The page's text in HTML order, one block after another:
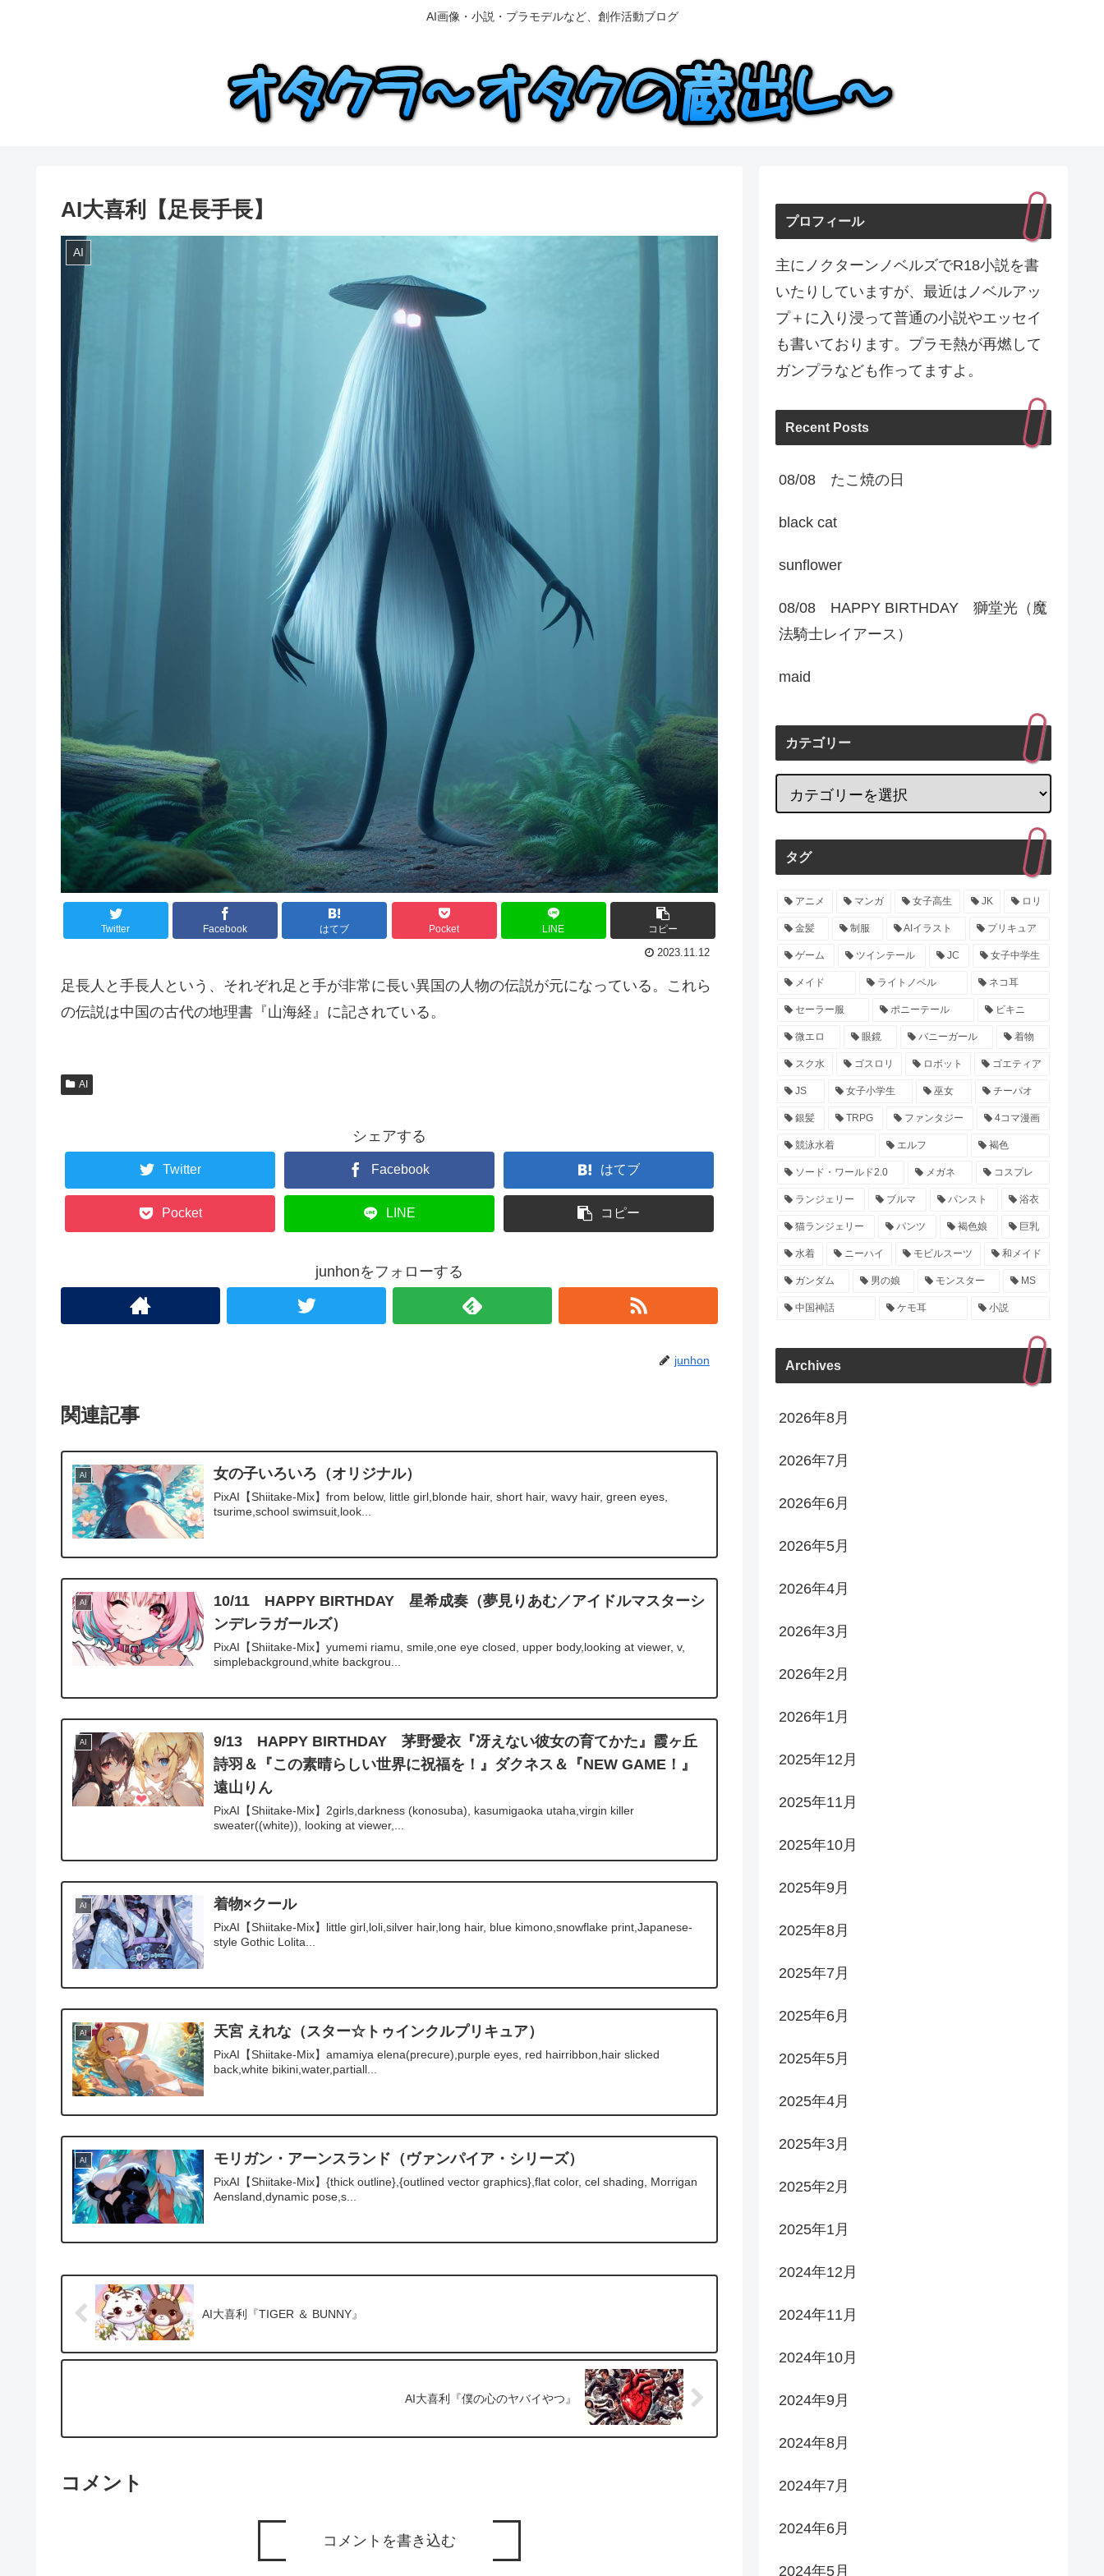
AI画像・小説・プラモデルなど、創作活動ブログ
AI大喜利【足長手長】
AI
Twitter Facebook はてブ Pocket LINE コピー
2023.11.12
足長人と手長人という、それぞれ足と手が非常に長い異国の人物の伝説が元になっている。これら
の伝説は中国の古代の地理書『山海経』に記されている。
AI
シェアする
Twitter Facebook はてブ
Pocket LINE コピー
junhonをフォローする
junhon
関連記事
AI 女の子いろいろ（オリジナル）
PixAI【Shiitake-Mix】from below, little girl,blonde hair, short hair, wavy hair, green eyes,
tsurime,school swimsuit,look...
AI
10/11 HAPPY BIRTHDAY 星希成奏（夢見りあむ／アイドルマスターシ
ンデレラガールズ）
PixAI【Shiitake-Mix】yumemi riamu, smile,one eye closed, upper body,looking at viewer, v,
simplebackground,white backgrou...
AI
9/13 HAPPY BIRTHDAY 茅野愛衣『冴えない彼女の育てかた』霞ヶ丘
詩羽＆『この素晴らしい世界に祝福を！』ダクネス＆『NEW GAME！』
遠山りん
PixAI【Shiitake-Mix】2girls,darkness (konosuba), kasumigaoka utaha,virgin killer
sweater((white)), looking at viewer,...
AI 着物×クール
PixAI【Shiitake-Mix】little girl,loli,silver hair,long hair, blue kimono,snowflake print,Japanese-
style Gothic Lolita...
AI 天宮 えれな（スター☆トゥインクルプリキュア）
PixAI【Shiitake-Mix】amamiya elena(precure),purple eyes, red hairribbon,hair slicked
back,white bikini,water,partiall...
AI モリガン・アーンスランド（ヴァンパイア・シリーズ）
PixAI【Shiitake-Mix】{thick outline},{outlined vector graphics},flat color, cel shading, Morrigan
Aensland,dynamic pose,s...
AI大喜利『TIGER ＆ BUNNY』
AI大喜利『僕の心のヤバイやつ』
コメント
コメントを書き込む
プロフィール
主にノクターンノベルズでR18小説を書
いたりしていますが、最近はノベルアッ
プ＋に入り浸って普通の小説やエッセイ
も書いております。プラモ熱が再燃して
ガンプラなども作ってますよ。
Recent Posts
08/08 たこ焼の日
black cat
sunflower
08/08 HAPPY BIRTHDAY 獅堂光（魔
法騎士レイアース）
maid
カテゴリー
タグ
アニメ マンガ 女子高生 JK ロリ
金髪 制服 AIイラスト プリキュア
ゲーム ツインテール JC 女子中学生
メイド ライトノベル ネコ耳
セーラー服 ポニーテール ビキニ
微エロ 眼鏡 バニーガール 着物
スク水 ゴスロリ ロボット ゴエティア
JS 女子小学生 巫女 チーパオ
銀髪 TRPG ファンタジー 4コマ漫画
競泳水着 エルフ 褐色
ソード・ワールド2.0 メガネ コスプレ
ランジェリー ブルマ パンスト 浴衣
猫ランジェリー パンツ 褐色娘 巨乳
水着 ニーハイ モビルスーツ 和メイド
ガンダム 男の娘 モンスター MS
中国神話 ケモ耳 小説
Archives
2026年8月
2026年7月
2026年6月
2026年5月
2026年4月
2026年3月
2026年2月
2026年1月
2025年12月
2025年11月
2025年10月
2025年9月
2025年8月
2025年7月
2025年6月
2025年5月
2025年4月
2025年3月
2025年2月
2025年1月
2024年12月
2024年11月
2024年10月
2024年9月
2024年8月
2024年7月
2024年6月
2024年5月